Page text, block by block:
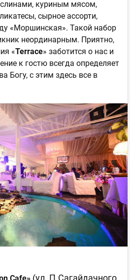
куриным мясом,
сырное ассорти,
«Моршинская». Такой набор
неординарным. Приятно,
«Terrace» заботится о нас и
к гостю всегда определяет
Богу, с этим здесь все в